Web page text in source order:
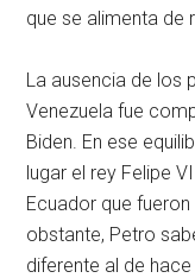
que se alimenta de
La ausencia de los
Venezuela fue
Biden. En ese
lugar el rey Felipe
Ecuador que
obstante, Petro
diferente al de